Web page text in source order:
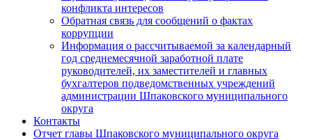
конфликта интересов
Обратная связь для сообщений о фактах
коррупции
Информация о рассчитываемой за календарный
год среднемесячной заработной плате
руководителей, их заместителей и главных
бухгалтеров подведомственных учреждений
администрации Шпаковского муниципального
округа
Контакты
Отчет главы Шпаковского муниципального округа